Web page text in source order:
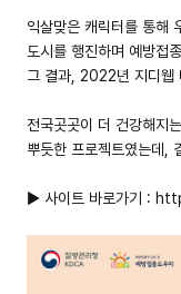
익살맞은 캐릭터를 통해
도시를 행진하며 예방접
그 결과, 2022년 지디웹
전국곳곳이 더 건강해지
뿌듯한 프로젝트였는데,
▶ 사이트 바로가기 :